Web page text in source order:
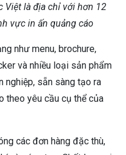
Việt là địa chỉ với hơn 12
vực in ấn quảng cáo
như menu, brochure,
và nhiều loại sản phẩm
nghiệp, sẵn sàng tạo ra
theo yêu cầu cụ thể của
các đơn hàng đặc thù,